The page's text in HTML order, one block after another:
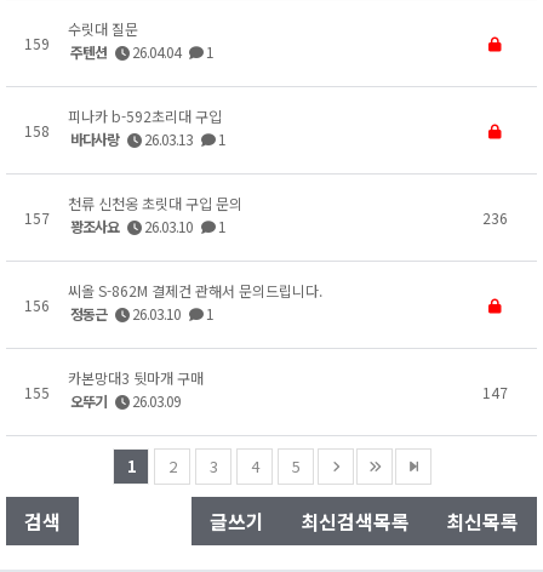
159
수릿대 질문
주텐션
26.04.04 1
158
피나카 b-592초리대 구입
바다사랑
26.03.13 1
157
천류 신천옹 초릿대 구입 문의
꽝조사요
26.03.10 1 236
156
씨올 S-862M 결제건 관해서 문의드립니다.
정동근
26.03.10 1
155
카본망대3 뒷마개 구매
오뚜기
26.03.09 147
1 2 3 4 5
검색 글쓰기 최신검색목록 최신목록